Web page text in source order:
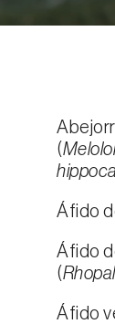
(
Áfido
Áfido
(
Áfido